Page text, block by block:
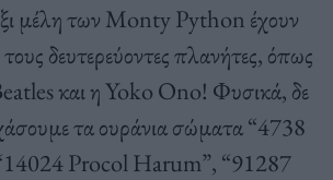
μέλη των Monty Python έχουν
τους δευτερεύοντες πλανήτες, όπως
και η Yoko Ono! Φυσικά, δε
τα ουράνια σώματα “4738
Procol Harum”, “91287